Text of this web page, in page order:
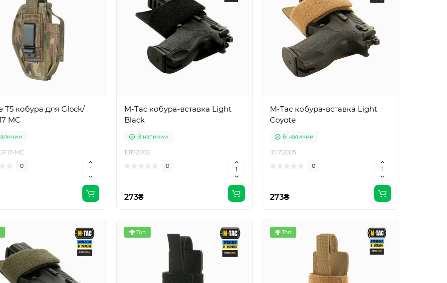
Т5 кобура для Glock/
MC
MC
0
M-Tac кобура-вставка Light
Black
В наличии
10172002
0
273₴
M-Tac кобура-вставка Light
Coyote
В наличии
10172005
0
273₴
Топ Топ